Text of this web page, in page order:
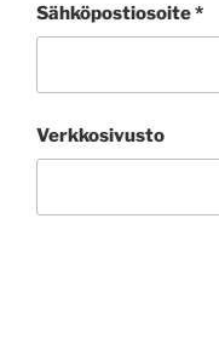
Sähköpostiosoite*
Verkkosivusto